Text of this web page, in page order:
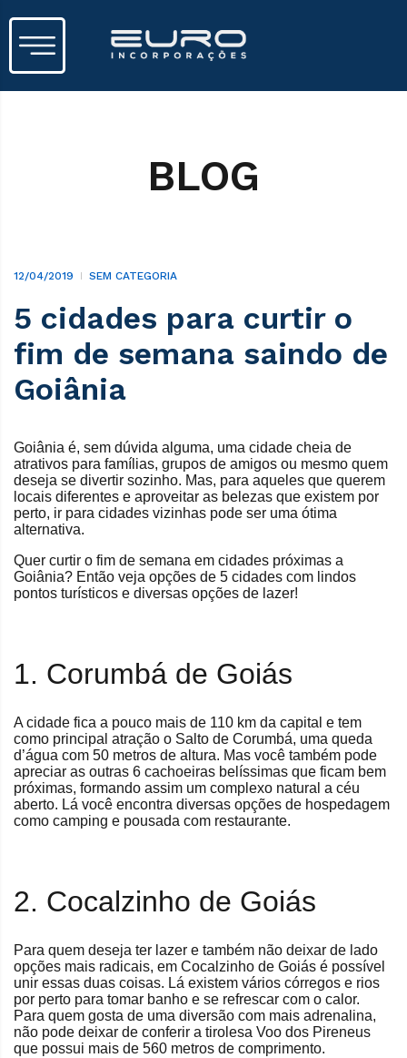
BLOG
12/04/2019 SEM CATEGORIA
5 cidades para curtir o
fim de semana saindo de
Goiânia
Goiânia é, sem dúvida alguma, uma cidade cheia de
atrativos para famílias, grupos de amigos ou mesmo quem
deseja se divertir sozinho. Mas, para aqueles que querem
locais diferentes e aproveitar as belezas que existem por
perto, ir para cidades vizinhas pode ser uma ótima
alternativa.
Quer curtir o fim de semana em cidades próximas a
Goiânia? Então veja opções de 5 cidades com lindos
pontos turísticos e diversas opções de lazer!
1. Corumbá de Goiás
A cidade fica a pouco mais de 110 km da capital e tem
como principal atração o Salto de Corumbá, uma queda
d’água com 50 metros de altura. Mas você também pode
apreciar as outras 6 cachoeiras belíssimas que ficam bem
próximas, formando assim um complexo natural a céu
aberto. Lá você encontra diversas opções de hospedagem
como camping e pousada com restaurante.
2. Cocalzinho de Goiás
Para quem deseja ter lazer e também não deixar de lado
opções mais radicais, em Cocalzinho de Goiás é possível
unir essas duas coisas. Lá existem vários córregos e rios
por perto para tomar banho e se refrescar com o calor.
Para quem gosta de uma diversão com mais adrenalina,
não pode deixar de conferir a tirolesa Voo dos Pireneus
que possui mais de 560 metros de comprimento.